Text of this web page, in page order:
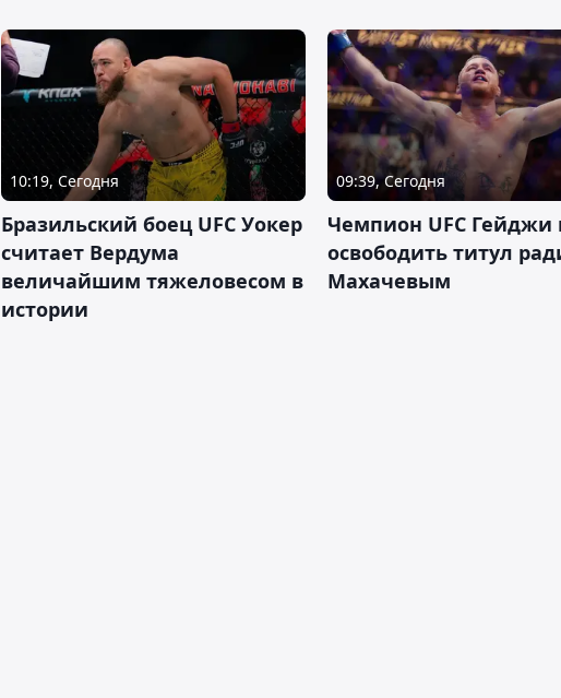
10:19, Сегодня
Бразильский боец UFC Уокер
считает Вердума
величайшим тяжеловесом в
истории
09:39, Сегодня
Чемпион UFC
освободить титул
Махачевым